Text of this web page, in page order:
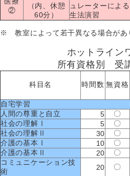
②
（内、休憩
60分）
ュレーターによ
生法演習
※ 教室によって若干異なる場合があ
ホットライン
所有資格別 受
科目名 時間数 無資格
自宅学習
人間の尊重と自立
5 〇
社会の理解Ⅰ 5 〇
社会の理解Ⅱ
30 〇
介護の基本Ⅰ
10 〇
介護の基本Ⅱ
20 〇
コミュニケーション技
術
20 〇